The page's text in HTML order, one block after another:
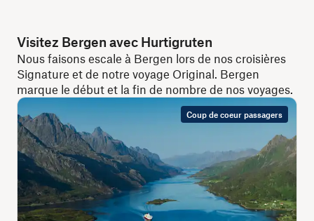
Visitez Bergen avec Hurtigruten
Nous faisons escale à Bergen lors de nos croisières
Signature et de notre voyage Original. Bergen
marque le début et la fin de nombre de nos voyages.
Coup de coeur passagers